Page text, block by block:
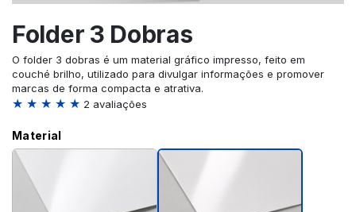
Folder 3 Dobras
O folder 3 dobras é um material gráfico impresso, feito em
couché brilho, utilizado para divulgar informações e promover
marcas de forma compacta e atrativa.
★ ★ ★ ★ ★ 2 avaliações
Material